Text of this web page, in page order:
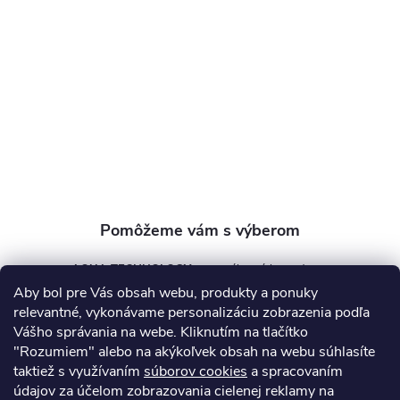
Aby bol pre Vás obsah webu, produkty a ponuky
relevantné, vykonávame personalizáciu zobrazenia podľa
Vášho správania na webe. Kliknutím na tlačítko
"Rozumiem" alebo na akýkoľvek obsah na webu súhlasíte
taktiež s využívaním súborov cookies a spracovaním
údajov za účelom zobrazovania cielenej reklamy na
AQUA TECHNOLOGY s.r.o.
info @aquatechnology.sk
+421 911 991 394